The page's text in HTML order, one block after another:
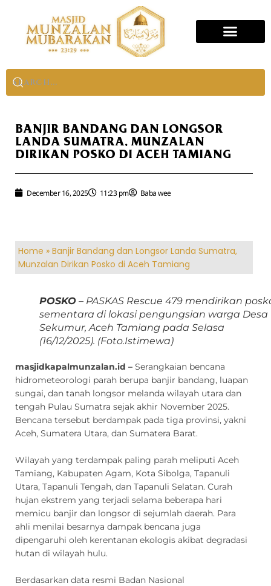
BANJIR BANDANG DAN LONGSOR
LANDA SUMATRA, MUNZALAN
DIRIKAN POSKO DI ACEH TAMIANG
December 16, 2025 11:23 pm Baba wee
Home » Banjir Bandang dan Longsor Landa Sumatra,
Munzalan Dirikan Posko di Aceh Tamiang
POSKO – PASKAS Rescue 479 mendirikan
sementara di lokasi pengungsian warga Desa
Sekumur, Aceh Tamiang pada Selasa
(16/12/2025). (Foto.Istimewa)
masjidkapalmunzalan.id – Serangkaian bencana
hidrometeorologi parah berupa banjir bandang, luapan
sungai, dan tanah longsor melanda wilayah utara dan
tengah Pulau Sumatra sejak akhir November 2025.
Bencana tersebut berdampak pada tiga provinsi, yakni
Aceh, Sumatera Utara, dan Sumatera Barat.
Wilayah yang terdampak paling parah meliputi Aceh
Tamiang, Kabupaten Agam, Kota Sibolga, Tapanuli
Utara, Tapanuli Tengah, dan Tapanuli Selatan. Curah
hujan ekstrem yang terjadi selama beberapa hari
memicu banjir dan longsor di sejumlah daerah. Para
ahli menilai besarnya dampak bencana juga
dipengaruhi oleh kerentanan ekologis akibat degradasi
hutan di wilayah hulu.
Berdasarkan data resmi Badan Nasional